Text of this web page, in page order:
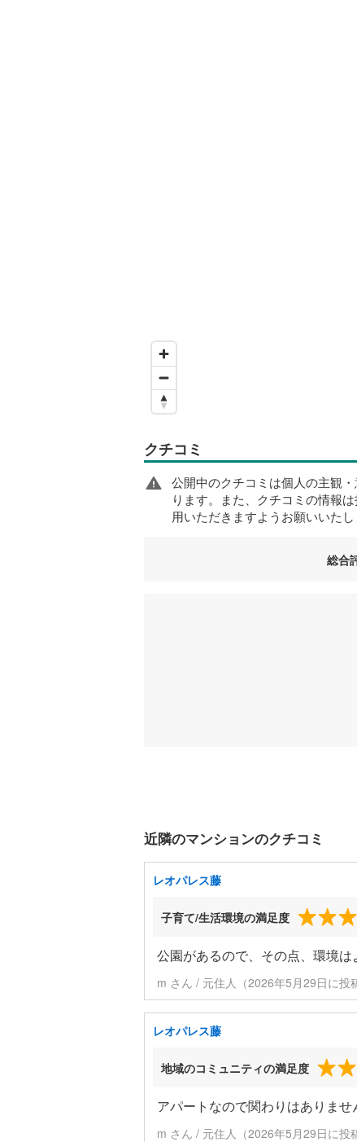
クチコミ
公開中のクチコミは個人の主観
ります。また、クチコミの情報
用いただきますようお願いいたし
総合
近隣のマンションのクチコミ
レオパレス藤
子育て/生活環境の満足度
公園があるので、その点、環境は
m さん / 元住人（2026年5月29日に投
レオパレス藤
地域のコミュニティの満足度
アパートなので関わりはありませ
m さん / 元住人（2026年5月29日に投